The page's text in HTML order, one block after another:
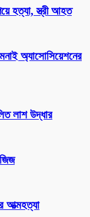
হত্যা, স্ত্রী আহত
অ্যাসোসিয়েশনের
লাশ উদ্ধার
আত্মহত্যা